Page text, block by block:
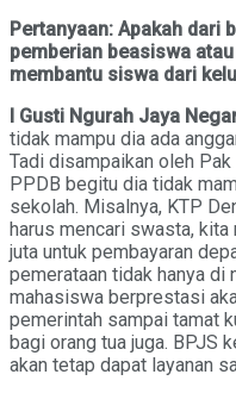
Pertanyaan: Apakah dari
pemberian beasiswa
membantu siswa dari
I Gusti Ngurah Jaya
tidak mampu dia ada
Tadi disampaikan oleh
PPDB begitu dia tidak
sekolah. Misalnya, KTP
harus mencari swasta,
juta untuk pembayaran
pemerataan tidak hanya di
mahasiswa berprestasi
pemerintah sampai tamat
bagi orang tua juga. BPJS
akan tetap dapat layanan